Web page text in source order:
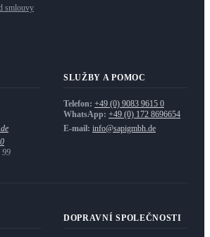
smlouvy
99
SLUŽBY A POMOC
Telefon: +49 (0) 9083 9615 0
WhatsApp: +49 (0) 172 8696654
E-mail: info@sapigmbh.de
DOPRAVNÍ SPOLEČNOSTI